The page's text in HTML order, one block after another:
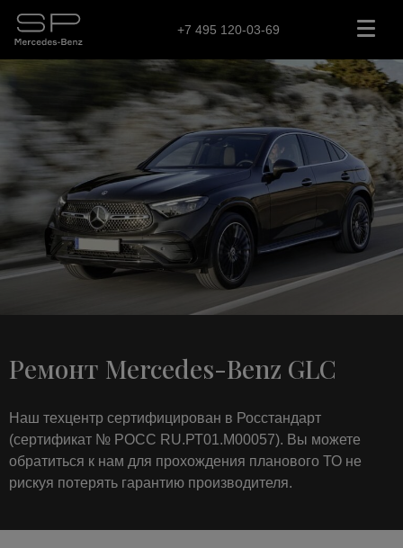
+7 495 120-03-69
Ремонт Mercedes-Benz GLC
Наш техцентр сертифицирован в Росстандарт
(сертификат № РОСС RU.РТ01.М00057). Вы можете
обратиться к нам для прохождения планового ТО не
рискуя потерять гарантию производителя.